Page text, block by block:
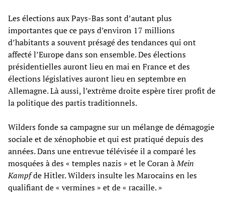
Les élections aux Pays-Bas sont d’autant plus
importantes que ce pays d’environ 17 millions
d’habitants a souvent présagé des tendances qui ont
affecté l’Europe dans son ensemble. Des élections
présidentielles auront lieu en mai en France et des
élections législatives auront lieu en septembre en
Allemagne. Là aussi, l’extrême droite espère tirer profit de
la politique des partis traditionnels.
Wilders fonde sa campagne sur un mélange de démagogie
sociale et de xénophobie et qui est pratiqué depuis des
années. Dans une entrevue télévisée il a comparé les
mosquées à des « temples nazis » et le Coran àMein
Kampfde Hitler. Wilders insulte les Marocains en les
qualifiant de « vermines » et de « racaille. »